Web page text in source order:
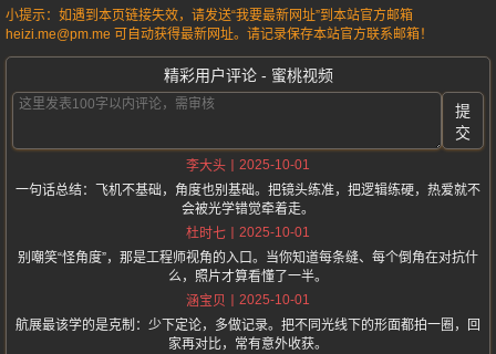
小提示：如遇到本页链接失效，请发送“我要最新网址”到本站官方邮箱
heizi.me@pm.me 可自动获得最新网址。请记录保存本站官方联系邮箱！
精彩用户评论 - 蜜桃视频
提
交
李大头
2025-10-01
一句话总结：飞机不基础，角度也别基础。把镜头练准，把逻辑练硬，热爱就不
会被光学错觉牵着走。
杜时七
2025-10-01
别嘲笑“怪角度”，那是工程师视角的入口。当你知道每条缝、每个倒角在对抗什
么，照片才算看懂了一半。
涵宝贝
2025-10-01
航展最该学的是克制：少下定论，多做记录。把不同光线下的形面都拍一圈，回
家再对比，常有意外收获。